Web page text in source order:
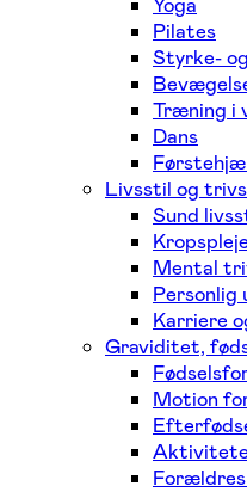
Pilates
Styrke-
Træning i
Dans
Livsstil og
Sund
Mental
Personlig
Karriere
Graviditet,
Motion